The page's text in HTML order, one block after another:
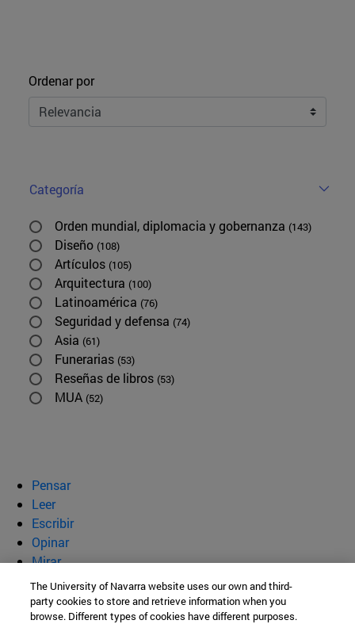
Ordenar
Ordenar por
Categoría
Orden mundial, diplomacia y gobernanza (143)
Diseño (108)
Artículos (105)
Arquitectura (100)
Latinoamérica (76)
Seguridad y defensa (74)
Asia (61)
Funerarias (53)
Reseñas de libros (53)
MUA (52)
Pensar
Leer
Escribir
Opinar
Mirar
Quiénes somos
BeBrave
The University of Navarra website uses our own and third-
party cookies to store and retrieve information when you
browse. Different types of cookies have different purposes.